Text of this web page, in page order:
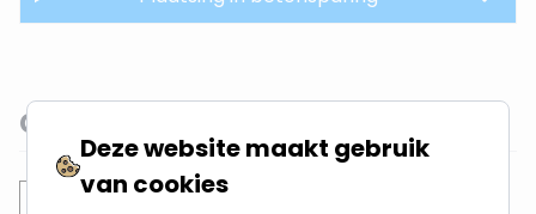
Gerelateerde categorieën
Deze website maakt gebruik
van cookies